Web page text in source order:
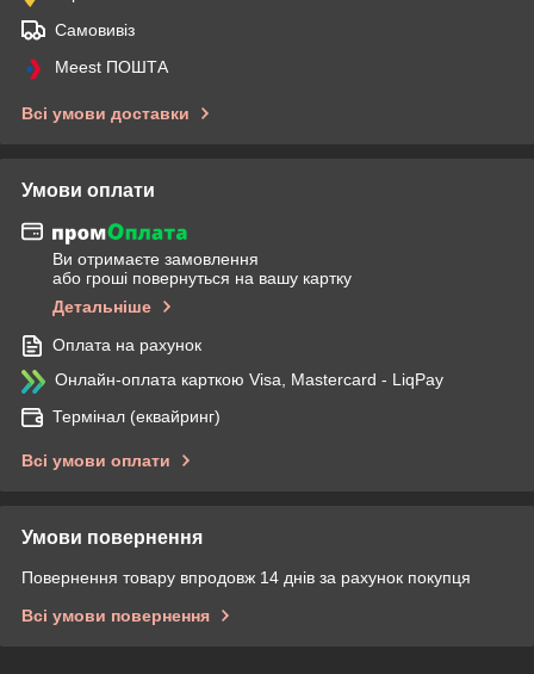
Самовивіз
Meest ПОШТА
Всі умови доставки
Умови оплати
Ви отримаєте замовлення
або гроші повернуться на вашу картку
Детальніше
Оплата на рахунок
Онлайн-оплата карткою Visa, Mastercard - LiqPay
Термінал (еквайринг)
Всі умови оплати
Умови повернення
Повернення товару впродовж 14 днів за рахунок покупця
Всі умови повернення